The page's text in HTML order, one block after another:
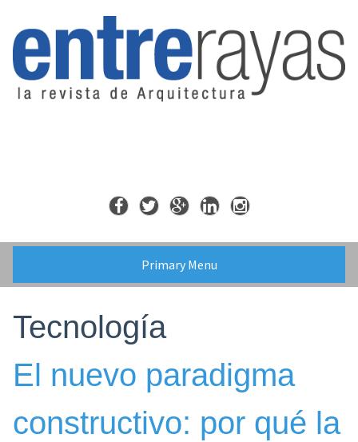
content
Primary Menu
Tecnología
El nuevo paradigma
constructivo: por qué la